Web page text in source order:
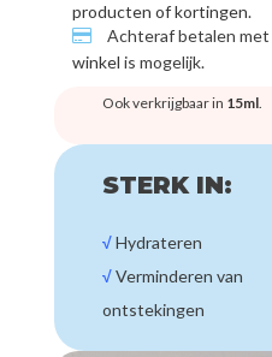
producten of kortingen.
Achteraf betalen met
winkel is mogelijk.
Ook verkrijgbaar in 15ml.
STERK IN:
√Hydrateren
√Verminderen van
ontstekingen